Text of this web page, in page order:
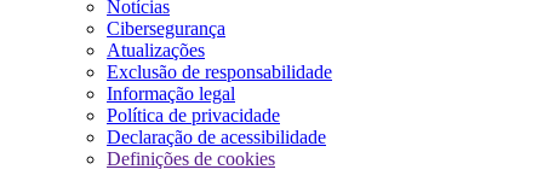
Notícias
Cibersegurança
Atualizações
Exclusão de responsabilidade
Informação legal
Política de privacidade
Declaração de acessibilidade
Definições de cookies